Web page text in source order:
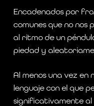
Encadenados por
comunes que no nos
al ritmo de un
piedad y
Al menos una vez
lenguaje con el que
significativamente al